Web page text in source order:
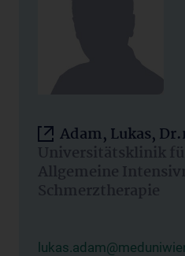
Adam, Lukas,
Universitätsklinik
Allgemeine
Schmerztherapie